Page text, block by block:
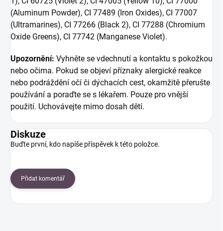
(Aluminum Powder), CI 77489 (Iron Oxides), CI 77007
(Ultramarines), CI 77266 (Black 2), CI 77288 (Chromium
Oxide Greens), CI 77742 (Manganese Violet).
Upozornění: Vyhněte se vdechnutí a kontaktu s pokožkou
nebo očima. Pokud se objeví příznaky alergické reakce
nebo podráždění očí či dýchacích cest, okamžitě přerušte
používání a poraďte se s lékařem. Pouze pro vnější
použití. Uchovávejte mimo dosah dětí.
Diskuze
Buďte první, kdo napíše příspěvek k této položce.
Přidat komentář